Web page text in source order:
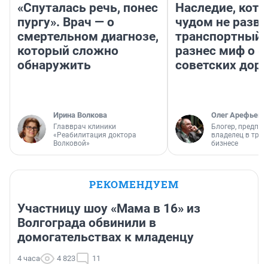
«Спуталась речь, понес
пургу». Врач — о
смертельном диагнозе,
который сложно
обнаружить
Ирина Волкова
Главврач клиники
«Реабилитация доктора
Волковой»
Наследие,
чудом не
транспортный
разнес миф о
советских
Олег Арефьев
Блогер,
владелец в
бизнесе
РЕКОМЕНДУЕМ
Участницу шоу «Мама в 16» из
Волгограда обвинили в
домогательствах к младенцу
4 часа 4 823 11